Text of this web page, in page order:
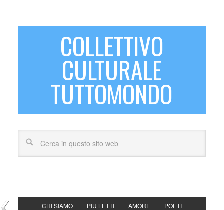
COLLETTIVO
CULTURALE
TUTTOMONDO
CHI SIAMO PIÙ LETTI AMORE POETI